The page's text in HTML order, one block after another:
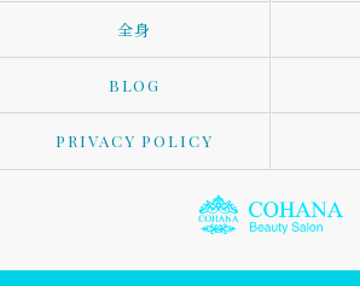
全身
BLOG
PRIVACY POLICY